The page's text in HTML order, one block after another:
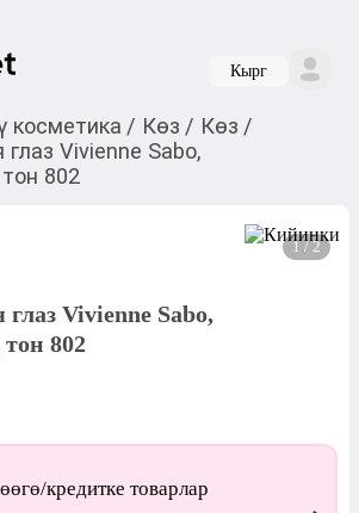
Кырг
косметика / Көз / Көз /
Vivienne Sabo,
802
1 / 2
Vivienne Sabo,
802
кредитке товарлар